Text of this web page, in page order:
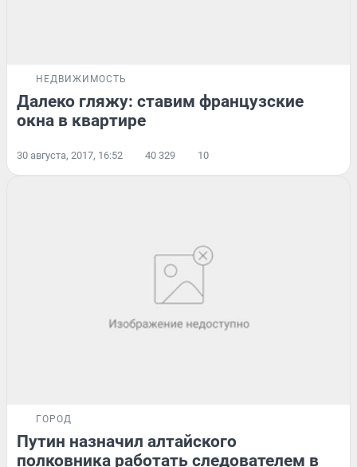
НЕДВИЖИМОСТЬ
Далеко гляжу: ставим французские
окна в квартире
30 августа, 2017, 16:52 40 329 10
ГОРОД
Путин назначил алтайского
полковника работать следователем в